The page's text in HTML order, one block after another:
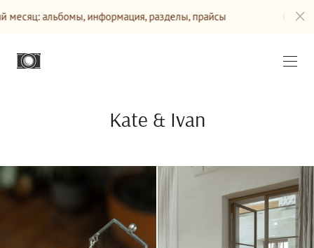
разделы, прайсы Сайт будет
Kate & Ivan